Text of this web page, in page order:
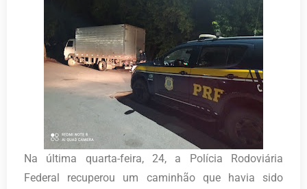
Na última quarta-feira, 24, a Polícia Rodoviária
Federal recuperou um caminhão que havia sido